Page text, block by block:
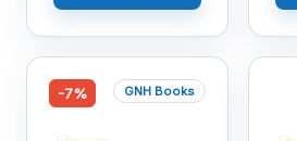
-7% GNH Books